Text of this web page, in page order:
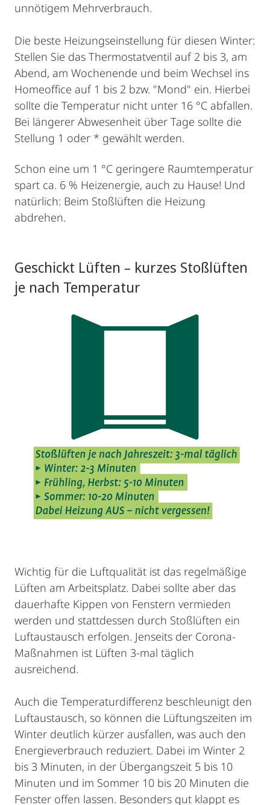
unnötigem Mehrverbrauch.
Die beste Heizungseinstellung für diesen Winter:
Stellen Sie das Thermostatventil auf 2 bis 3, am
Abend, am Wochenende und beim Wechsel ins
Homeoffice auf 1 bis 2 bzw. "Mond" ein. Hierbei
sollte die Temperatur nicht unter 16 °C abfallen.
Bei längerer Abwesenheit über Tage sollte die
Stellung 1 oder * gewählt werden.
Schon eine um 1 °C geringere Raumtemperatur
spart ca. 6 % Heizenergie, auch zu Hause! Und
natürlich: Beim Stoßlüften die Heizung
abdrehen.
Geschickt Lüften – kurzes Stoßlüften
je nach Temperatur
Wichtig für die Luftqualität ist das regelmäßige
Lüften am Arbeitsplatz. Dabei sollte aber das
dauerhafte Kippen von Fenstern vermieden
werden und stattdessen durch Stoßlüften ein
Luftaustausch erfolgen. Jenseits der Corona-
Maßnahmen ist Lüften 3-mal täglich
ausreichend.
Auch die Temperaturdifferenz beschleunigt den
Luftaustausch, so können die Lüftungszeiten im
Winter deutlich kürzer ausfallen, was auch den
Energieverbrauch reduziert. Dabei im Winter 2
bis 3 Minuten, in der Übergangszeit 5 bis 10
Minuten und im Sommer 10 bis 20 Minuten die
Fenster offen lassen. Besonders gut klappt es